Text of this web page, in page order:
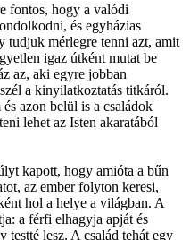
fontos, hogy a valódi
és egyházias
tudjuk mérlegre tenni azt, amit
igaz útként mutat be
az, aki egyre jobban
a kinyilatkoztatás titkáról.
azon belül is a családok
lehet az Isten akaratából
kapott, hogy amióta a bűn
az ember folyton keresi,
hol a helye a világban. A
a férfi elhagyja apját és
testté lesz. A család tehát egy